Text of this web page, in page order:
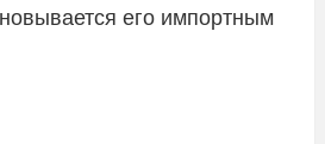
его импортным